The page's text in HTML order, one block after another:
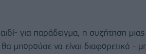
για παράδειγμα, η συζήτηση μιας
θα μπορούσε να είναι διαφορετικό -